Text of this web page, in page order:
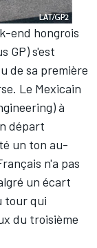
end hongrois
GP) s'est
de sa première
Le Mexicain
à
départ
un ton au-
n'a pas
un écart
tour qui
du troisième